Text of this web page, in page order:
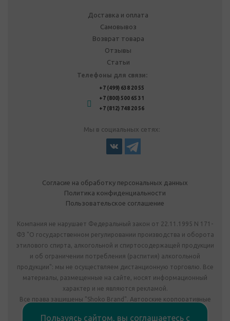
Доставка и оплата
Самовывоз
Возврат товара
Отзывы
Статьи
Телефоны для связи:
+7 (499) 638 20 55
+7 (800) 500 65 31
+7 (812) 748 20 56
Мы в социальных сетях:
Согласие на обработку персональных данных
Политика конфиденциальности
Пользовательское соглашение
Компания не нарушает Федеральный закон от 22.11.1995 N 171-
ФЗ "О государственном регулировании производства и оборота
этилового спирта, алкогольной и спиртосодержащей продукции
и об ограничении потребления (распития) алкогольной
продукции": мы не осуществляем дистанционную торговлю. Все
материалы, размещенные на сайте, носят информационный
характер и не являются рекламой.
Все права защищены "Shoko Brand". Авторские корпоративные
Пользуясь сайтом, вы соглашаетесь с